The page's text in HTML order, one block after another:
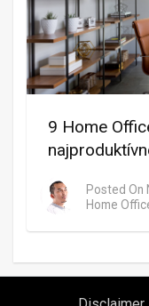
9 Home
Posted On
Home